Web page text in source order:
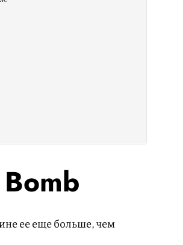
ее еще больше, чем